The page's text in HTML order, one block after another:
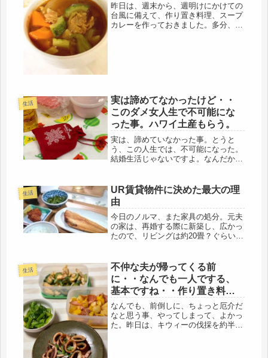
昨日は、週末から、週明けにかけての
台風に備えて、作り置き料理、スープ
カレーを作っておきました。多分、不
生活
実は諦めてなかったけど・・
このダメ女人生で不可能にな
った事。ハワイ土産もらう。
実は、諦めていなかった事。とうと
う、この人生では、不可能になった。
結婚生活じゃないですよ。なんだか
ー業務は、受電数も、架電数も、本数
は少なかったし、通勤電車も空いてい
て、楽...
生活
UR賃貸物件に決めた最大の理
由
今日のノルマ、また家具の処分。元夫
の家は、再婚する際に新築し、広かっ
たので、リビングは約20畳？ぐらいだ
を出して・・・・と言うか、趣味の悪
い家具を用意されたらイヤだったの
で...
生活
不仲な夫が帰ってくる前
に・・なんでも一人でする、
基本ですね・・作り置き料
理、間に合った。
なんでも、前倒しに、ちょっと厄介だ
なと思う事、やってしまって、よかっ
た。昨日は、キウィーの伐採を約半